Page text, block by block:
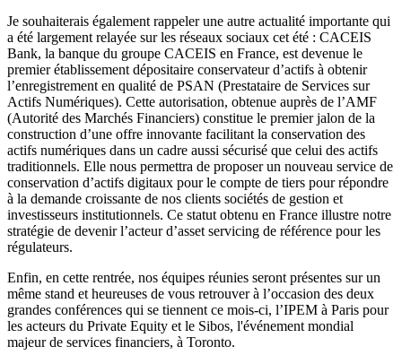
Je souhaiterais également rappeler une autre actualité importante qui
a été largement relayée sur les réseaux sociaux cet été : CACEIS
Bank, la banque du groupe CACEIS en France, est devenue le
premier établissement dépositaire conservateur d’actifs à obtenir
l’enregistrement en qualité de PSAN (Prestataire de Services sur
Actifs Numériques). Cette autorisation, obtenue auprès de l’AMF
(Autorité des Marchés Financiers) constitue le premier jalon de la
construction d’une offre innovante facilitant la conservation des
actifs numériques dans un cadre aussi sécurisé que celui des actifs
traditionnels. Elle nous permettra de proposer un nouveau service de
conservation d’actifs digitaux pour le compte de tiers pour répondre
à la demande croissante de nos clients sociétés de gestion et
investisseurs institutionnels. Ce statut obtenu en France illustre notre
stratégie de devenir l’acteur d’asset servicing de référence pour les
régulateurs.
Enfin, en cette rentrée, nos équipes réunies seront présentes sur un
même stand et heureuses de vous retrouver à l’occasion des deux
grandes conférences qui se tiennent ce mois-ci, l’IPEM à Paris pour
les acteurs du Private Equity et le Sibos, l'événement mondial
majeur de services financiers, à Toronto.